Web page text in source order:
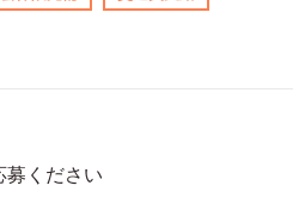
募ください